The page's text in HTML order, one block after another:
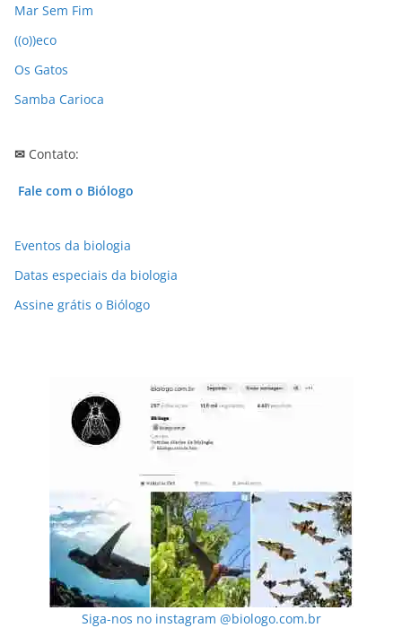
s
Mar Sem Fim
((o))eco
Os Gatos
Samba Carioca
✉ Contato:
Fale com o Biólogo
Eventos da biologia
Datas especiais da biologia
Assine grátis o Biólogo
Siga-nos no instagram @biologo.com.br